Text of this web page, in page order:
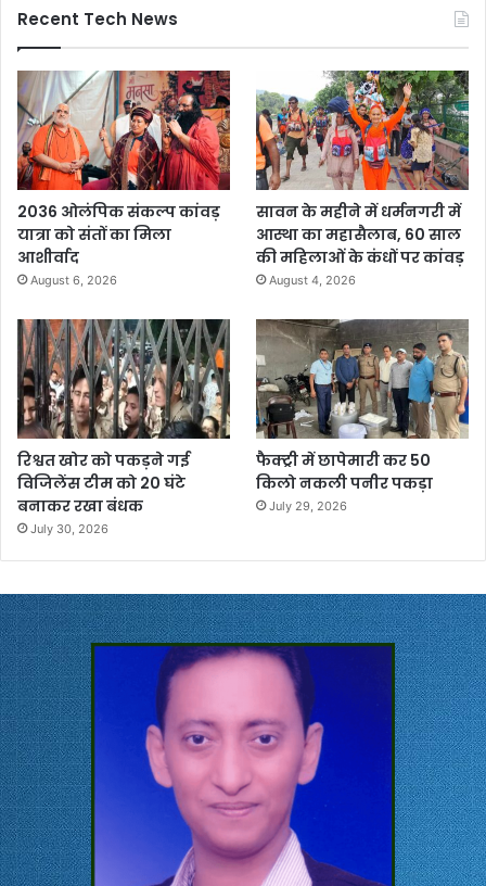
Recent Tech News
2036 ओलंपिक संकल्प कांवड़
यात्रा को संतों का मिला
आशीर्वाद
August 6, 2026
सावन के महीने में धर्मनगरी में
आस्था का महासैलाब, 60 साल
की महिलाओं के कंधों पर कांवड़
August 4, 2026
रिश्वत खोर को पकड़ने गई
विजिलेंस टीम को 20 घंटे
बनाकर रखा बंधक
July 30, 2026
फैक्ट्री में छापेमारी कर 50
किलो नकली पनीर पकड़ा
July 29, 2026